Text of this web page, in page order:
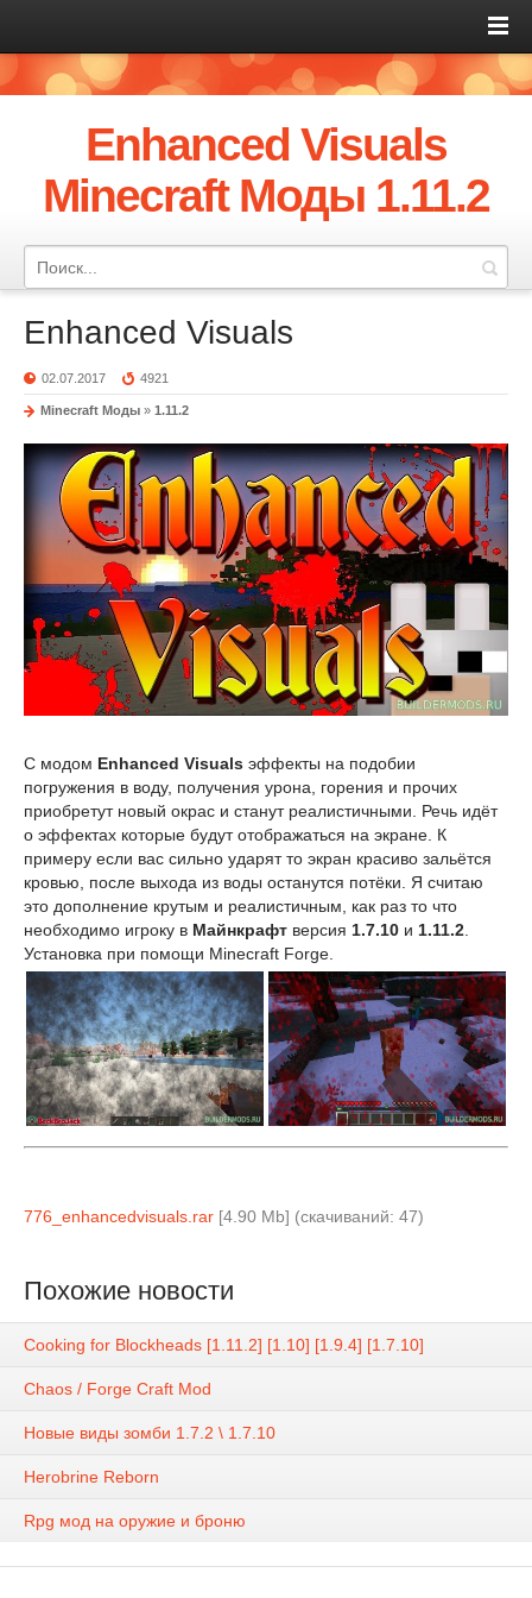
Enhanced Visuals
Minecraft Моды 1.11.2
Enhanced Visuals
02.07.2017 4921
Minecraft Моды » 1.11.2
С модом Enhanced Visuals эффекты на подобии
погружения в воду, получения урона, горения и прочих
приобретут новый окрас и станут реалистичными. Речь идёт
о эффектах которые будут отображаться на экране. К
примеру если вас сильно ударят то экран красиво зальётся
кровью, после выхода из воды останутся потёки. Я считаю
это дополнение крутым и реалистичным, как раз то что
необходимо игроку в Майнкрафт версия 1.7.10 и 1.11.2
Установка при помощи Minecraft Forge.
776_enhancedvisuals.rar [4.90 Mb] (cкачиваний: 47)
Похожие новости
Cooking for Blockheads [1.11.2] [1.10] [1.9.4] [1.7.10]
Chaos / Forge Craft Mod
Новые виды зомби 1.7.2 \ 1.7.10
Herobrine Reborn
Rpg мод на оружие и броню